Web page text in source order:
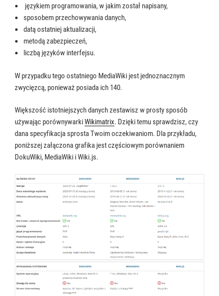
językiem programowania, w jakim został napisany,
sposobem przechowywania danych,
datą ostatniej aktualizacji,
metodą zabezpieczeń,
liczbą języków interfejsu.
W przypadku tego ostatniego MediaWiki jest jednoznacznym
zwycięzcą, ponieważ posiada ich 140.
Większość istotniejszych danych zestawisz w prosty sposób
używając porównywarkiWikimatrix. Dzięki temu sprawdzisz, czy
dana specyfikacja sprosta Twoim oczekiwaniom. Dla przykładu,
poniższej załączona grafika jest częściowym porównaniem
DokuWiki, MediaWiki i Wiki.js.